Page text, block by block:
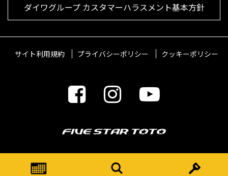
ダイワグループ カスタマーハラスメント基本方針
サイト利用規約 プライバシーポリシー クッキーポリシー